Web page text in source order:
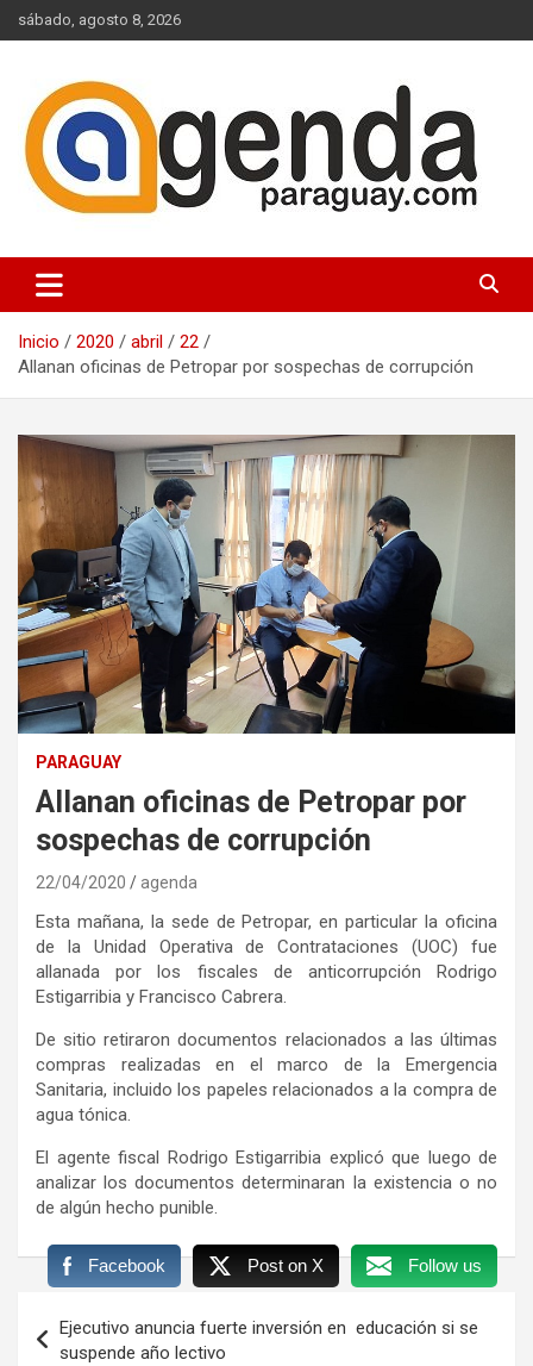
Saltar
al
sábado, agosto 8, 2026
Agenda Paraguay
Inicio 2020 abril
22
Allanan oficinas de Petropar por sospechas de corrupción
PARAGUAY
Allanan oficinas de Petropar por
sospechas de corrupción
22/04/2020 agenda
Esta mañana, la sede de Petropar, en particular la oficina
de la Unidad Operativa de Contrataciones (UOC) fue
allanada por los fiscales de anticorrupción Rodrigo
Estigarribia y Francisco Cabrera.
De sitio retiraron documentos relacionados a las últimas
compras realizadas en el marco de la Emergencia
Sanitaria, incluido los papeles relacionados a la compra de
agua tónica.
El agente fiscal Rodrigo Estigarribia explicó que luego de
analizar los documentos determinaran la existencia o no
de algún hecho punible.
Facebook Post on X Follow us
de
Ejecutivo anuncia fuerte inversión en educación si se
suspende año lectivo